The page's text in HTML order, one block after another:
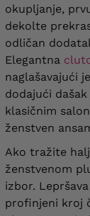
okupljanje,
dekolte
odličan
Elegantna
naglašavajući
dodajući
klasičnim
ženstven
Ako tražite
ženstvenom
izbor.
profinjeni kroj